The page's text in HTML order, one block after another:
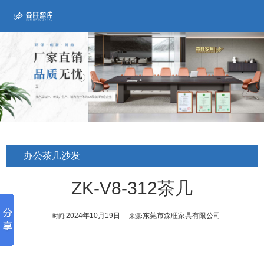
办公茶几沙发
ZK-V8-312茶几
时间:2024年10月19日 来源:东莞市森旺家具有限公司